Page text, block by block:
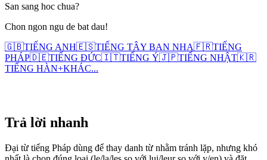
San sang hoc chua?
Chon ngon ngu de bat dau!
🇬🇧TIẾNG ANH🇪🇸TIẾNG TÂY BAN NHA🇫🇷TIẾNG
PHÁP🇩🇪TIẾNG ĐỨC🇮🇹TIẾNG Ý🇯🇵TIẾNG NHẬT🇰🇷
TIẾNG HÀN+KHÁC...
Trả lời nhanh
Đại từ tiếng Pháp dùng để thay danh từ nhằm tránh lặp, nhưng khó